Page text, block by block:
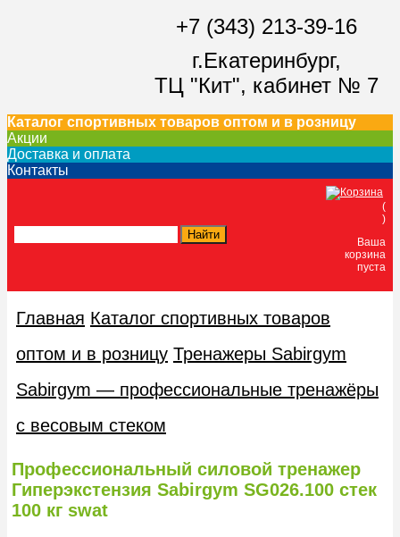
+7 (343) 213-39-16
г.Екатеринбург,
ТЦ "Кит", кабинет № 7
Каталог спортивных товаров оптом и в розницу
Акции
Доставка и оплата
Контакты
(
)
Ваша
корзина
пуста
Главная Каталог спортивных товаров
оптом и в розницу Тренажеры Sabirgym
Sabirgym — профессиональные тренажёры
с весовым стеком
Профессиональный силовой тренажер
Гиперэкстензия Sabirgym SG026.100 стек
100 кг swat